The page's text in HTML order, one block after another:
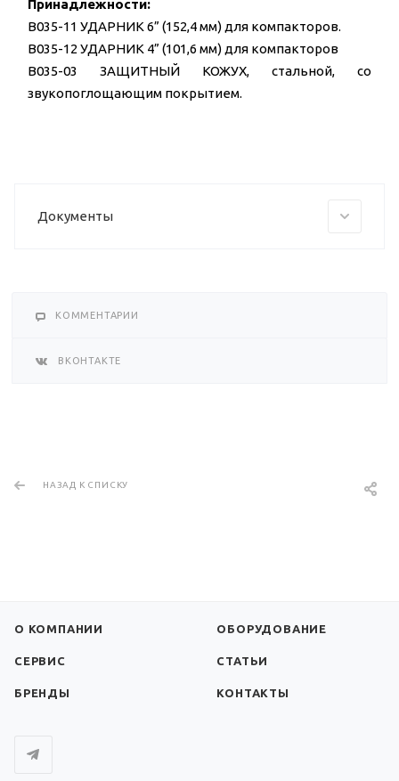
Принадлежности:
B035-11 УДАРНИК 6” (152,4 мм) для компакторов.
B035-12 УДАРНИК 4” (101,6 мм) для компакторов
B035-03 ЗАЩИТНЫЙ КОЖУХ, стальной, со
звукопоглощающим покрытием.
Документы
КОММЕНТАРИИ
ВКОНТАКТЕ
НАЗАД К СПИСКУ
О КОМПАНИИ ОБОРУДОВАНИЕ
СЕРВИС СТАТЬИ
БРЕНДЫ КОНТАКТЫ